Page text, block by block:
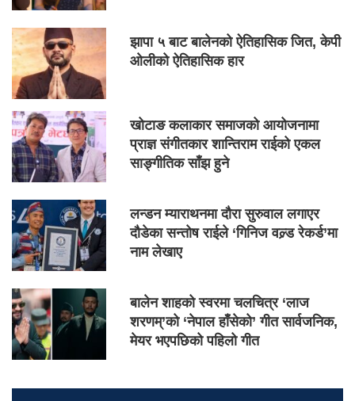
झापा ५ बाट बालेनको ऐतिहासिक जित, केपी
ओलीको ऐतिहासिक हार
खोटाङ कलाकार समाजको आयोजनामा
प्राज्ञ संगीतकार शान्तिराम राईको एकल
साङ्गीतिक साँझ हुने
लन्डन म्याराथनमा दौरा सुरुवाल लगाएर
दौडेका सन्तोष राईले ‘गिनिज वल्र्ड रेकर्ड’मा
नाम लेखाए
बालेन शाहको स्वरमा चलचित्र ‘लाज
शरणम्’को ‘नेपाल हाँसेको’ गीत सार्वजनिक,
मेयर भएपछिको पहिलो गीत